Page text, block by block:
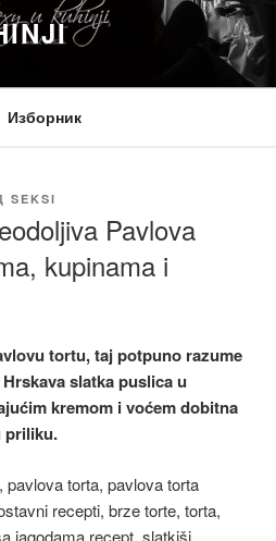
Изборник
SEKSI
Pavlova
kupinama i
tortu, taj potpuno razume
Hrskava slatka puslica u
kremom i voćem dobitna
priliku.